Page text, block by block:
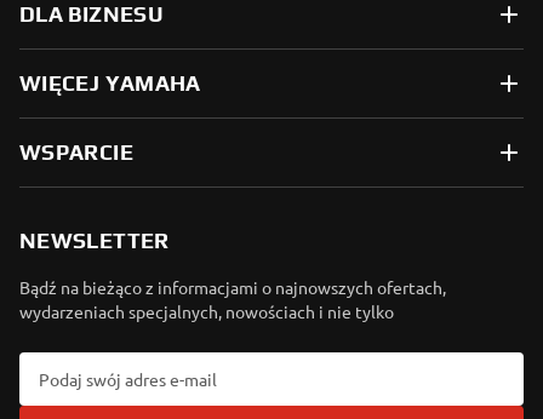
DLA BIZNESU
WIĘCEJ YAMAHA
WSPARCIE
NEWSLETTER
Bądź na bieżąco z informacjami o najnowszych ofertach,
wydarzeniach specjalnych, nowościach i nie tylko